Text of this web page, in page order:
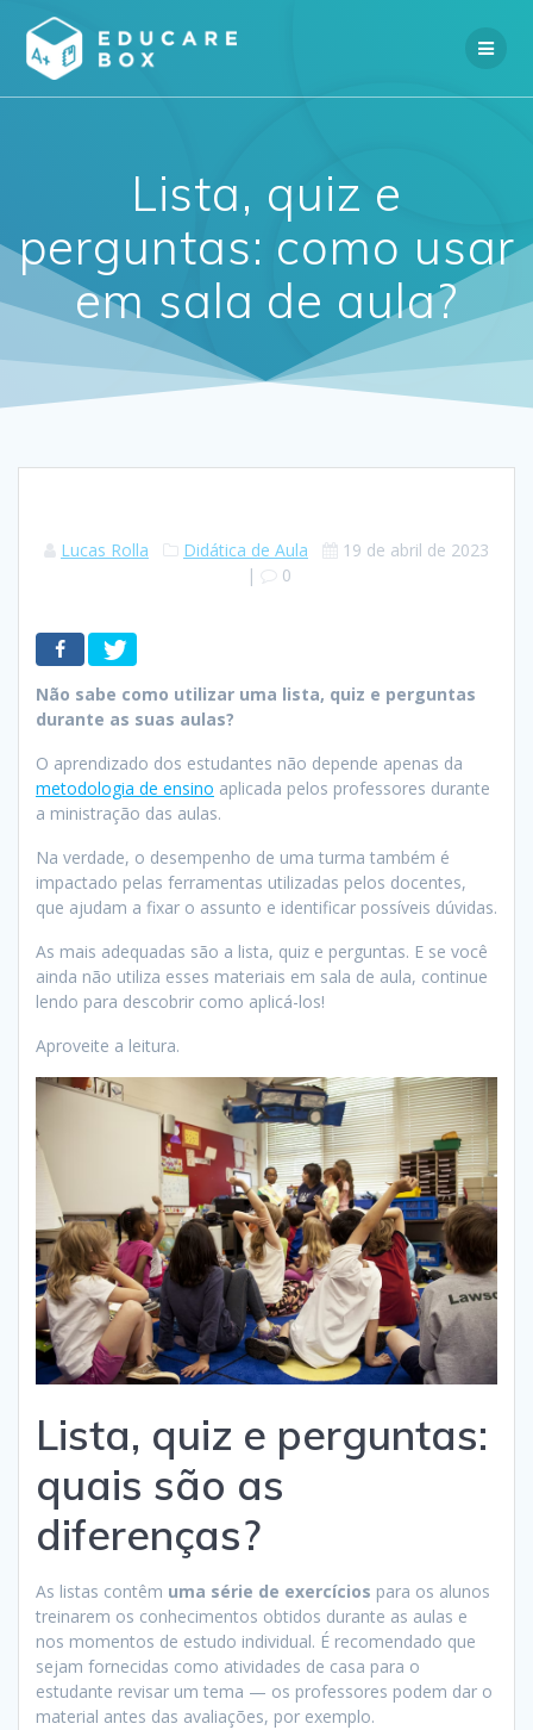
Lista, quiz e
perguntas: como usar
em sala de aula?
Lucas Rolla Didática de Aula
19 de abril de 2023
|
0
Não sabe como utilizar uma lista, quiz e perguntas
durante as suas aulas?
O aprendizado dos estudantes não depende apenas da
metodologia de ensino aplicada pelos professores durante
a ministração das aulas.
Na verdade, o desempenho de uma turma também é
impactado pelas ferramentas utilizadas pelos docentes,
que ajudam a fixar o assunto e identificar possíveis dúvidas.
As mais adequadas são a lista, quiz e perguntas. E se você
ainda não utiliza esses materiais em sala de aula, continue
lendo para descobrir como aplicá-los!
Aproveite a leitura.
Lista, quiz e perguntas:
quais são as
diferenças?
As listas contêm uma série de exercícios para os alunos
treinarem os conhecimentos obtidos durante as aulas e
nos momentos de estudo individual. É recomendado que
sejam fornecidas como atividades de casa para o
estudante revisar um tema — os professores podem dar o
material antes das avaliações, por exemplo.